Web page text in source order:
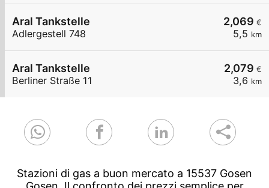
2,069 €
5,5 km
Aral Tankstelle
Adlergestell 748
2,079 €
3,6 km
Aral Tankstelle
Berliner Straße 11
Stazioni di gas a buon mercato a 15537 Gosen